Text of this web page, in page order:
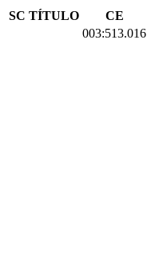
SC TÍTULO CE
003:513.016